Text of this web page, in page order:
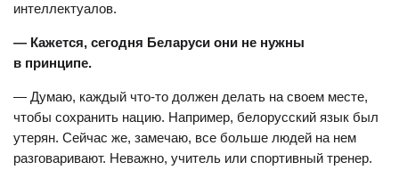
интеллектуалов.
— Кажется, сегодня Беларуси они не нужны
в принципе.
— Думаю, каждый что-то должен делать на своем месте,
чтобы сохранить нацию. Например, белорусский язык был
утерян. Сейчас же, замечаю, все больше людей на нем
разговаривают. Неважно, учитель или спортивный тренер.